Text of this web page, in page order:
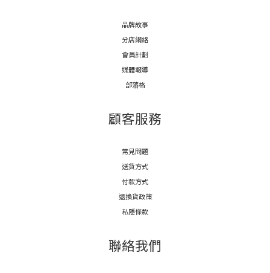
品牌故事
分店網絡
會員計劃
媒體報導
部落格
顧客服務
常見問題
送貨方式
付款方式
退換貨政策
私隱條款
聯絡我們